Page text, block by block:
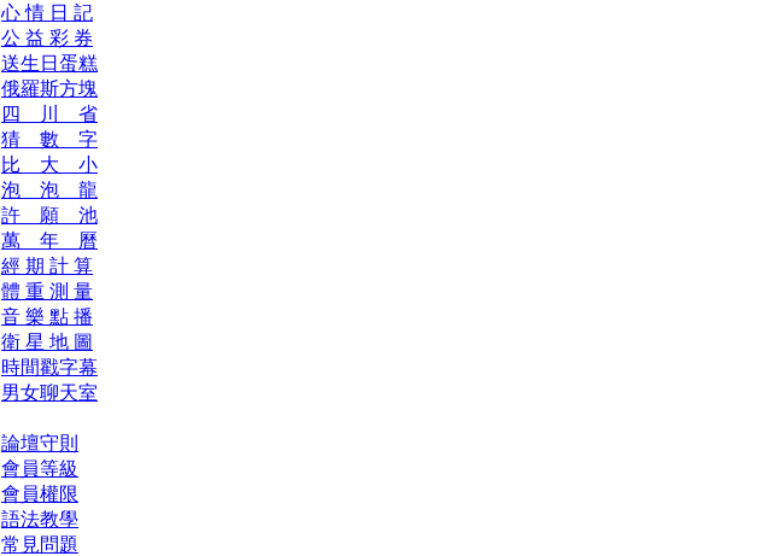
心 情 日 記
公 益 彩 券
送生日蛋糕
俄羅斯方塊
四 川 省
猜 數 字
比 大 小
泡 泡 龍
許 願 池
萬 年 曆
經 期 計 算
體 重 測 量
音 樂 點 播
衛 星 地 圖
時間戳字幕
男女聊天室
論壇守則
會員等級
會員權限
語法教學
常見問題